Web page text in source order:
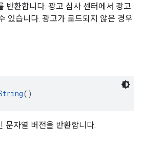
반환합니다. 광고 심사 센터에서 광고
있습니다. 광고가 로드되지 않은 경우
()
문자열 버전을 반환합니다.